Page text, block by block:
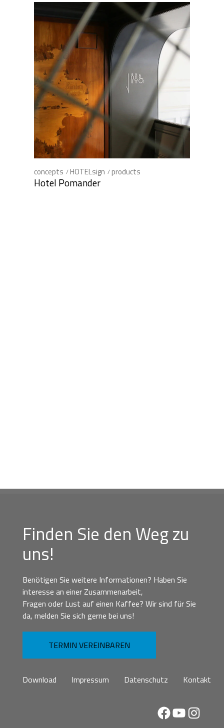
concepts HOTELsign products
Hotel Pomander
Finden Sie den Weg zu
uns!
Benötigen Sie weitere Informationen? Haben Sie
interesse an einer Zusammenarbeit,
Fragen oder Lust auf einen Kaffee? Wir sind für Sie
da, melden Sie sich gerne bei uns!
TERMIN VEREINBAREN
Download Impressum Datenschutz Kontakt
Facebook
YouTube